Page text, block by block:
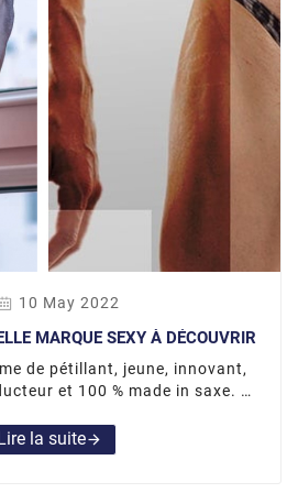
10 May 2022
MARQUE SEXY À DÉCOUVRIR
de pétillant, jeune, innovant,
et 100 % made in saxe. Si
la suitearrow_forward